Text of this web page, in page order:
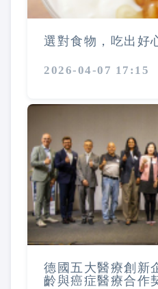
選對食物，吃出好
2026-04-07 17:15
德國五大醫療創
齡與癌症醫療合作